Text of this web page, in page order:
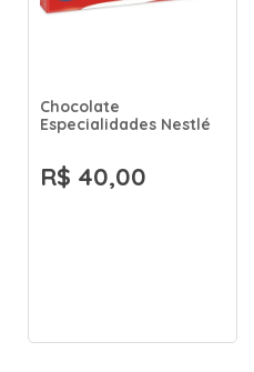
Chocolate
Especialidades Nestlé
R$ 40,00